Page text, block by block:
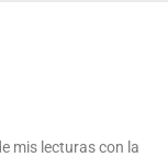
mis lecturas con la